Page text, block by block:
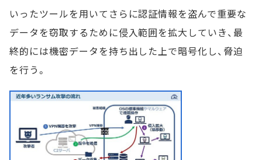
いったツールを用いてさらに認証情報を盗んで重要な
データを窃取するために侵入範囲を拡大していき、最
終的には機密データを持ち出した上で暗号化し、脅迫
を行う。